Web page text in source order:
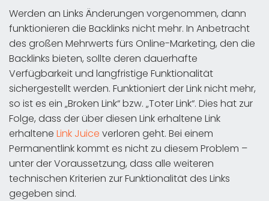
Werden an Links Änderungen vorgenommen, dann
funktionieren die Backlinks nicht mehr. In Anbetracht
des großen Mehrwerts fürs Online-Marketing, den die
Backlinks bieten, sollte deren dauerhafte
Verfügbarkeit und langfristige Funktionalität
sichergestellt werden. Funktioniert der Link nicht mehr,
so ist es ein „Broken Link“ bzw. „Toter Link“. Dies hat zur
Folge, dass der über diesen Link erhaltene Link
erhaltene Link Juice verloren geht. Bei einem
Permanentlink kommt es nicht zu diesem Problem –
unter der Voraussetzung, dass alle weiteren
technischen Kriterien zur Funktionalität des Links
gegeben sind.